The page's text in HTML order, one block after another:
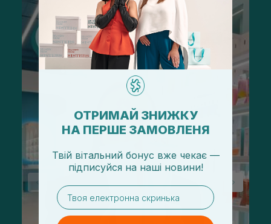
ОТРИМАЙ ЗНИЖКУ
НА ПЕРШЕ ЗАМОВЛЕНЯ
Твій вітальний бонус вже чекає —
підписуйся на наші новини!
email